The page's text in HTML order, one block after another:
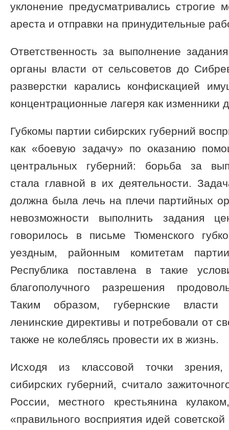
уклонение предусматривались строгие
ареста и отправки на принудительные
Ответственность за выполнение
органы власти от сельсоветов до
разверстки карались конфискацией
концентрационные лагеря как изменники
Губкомы партии сибирских губерний
как «боевую задачу» по оказанию
центральных губерний: борьба за
стала главной в их деятельности.
должна была лечь на плечи партийных
невозможности выполнить задания
говорилось в письме Тюменского
уездным, районным комитетам
Республика поставлена в такие
благополучного разрешения
Таким образом, губернские власти
ленинские директивы и потребовали от
также не колеблясь провести их в жизнь.
Исходя из классовой точки зрения,
сибирских губерний, считало
России, местного крестьянина
«правильного восприятия идей